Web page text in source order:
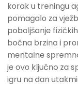
korak u treningu
pomagalo za
poboljšanje
bočna brzina i
mentalne
je ovo ključno za
igru ​​na dan